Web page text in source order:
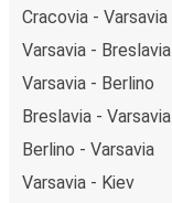
Cracovia - Varsavia
Varsavia - Breslavia
Varsavia - Berlino
Breslavia - Varsavia
Berlino - Varsavia
Varsavia - Kiev